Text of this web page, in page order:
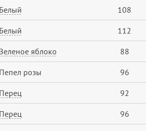
Белый 108
Белый 112
Зеленое яблоко 88
Пепел розы 96
Перец 92
Перец 96